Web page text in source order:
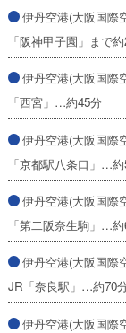
伊丹空港(大阪国際
「阪神甲子園」まで
伊丹空港(大阪国際
「西宮」…約45分
伊丹空港(大阪国際
「京都駅八条口」…
伊丹空港(大阪国際
「第二阪奈生駒」…
伊丹空港(大阪国際
JR「奈良駅」…約70
伊丹空港(大阪国際